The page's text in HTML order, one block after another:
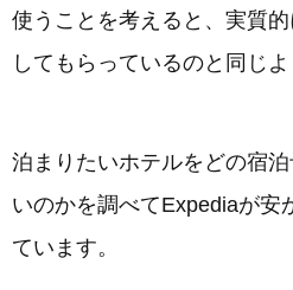
使うことを考えると、実質
してもらっているのと同じよ
泊まりたいホテルをどの宿
いのかを調べてExpediaが安
ています。